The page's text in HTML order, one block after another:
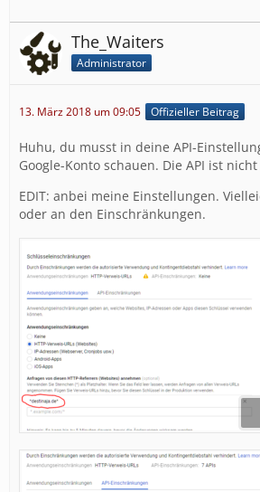
The_Waiters
Administrator
13. März 2018 um 09:05 Offizieller Beitrag
Huhu, du musst in deine API-
Google-Konto schauen. Die API ist
EDIT: anbei meine Einstellungen.
oder an den Einschränkungen.